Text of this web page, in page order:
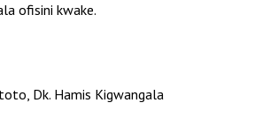
ofisini kwake.
Dk. Hamis Kigwangala